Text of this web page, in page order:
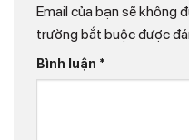
Email của bạn sẽ không
trường bắt buộc được
Bình luận *